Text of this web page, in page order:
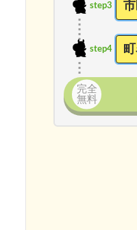
step3
step4
完全
無料